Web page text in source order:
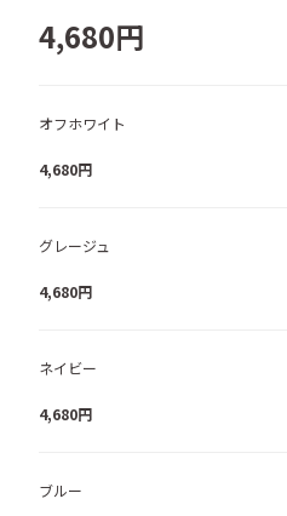
4,680円
オフホワイト
4,680円
グレージュ
4,680円
ネイビー
4,680円
ブルー